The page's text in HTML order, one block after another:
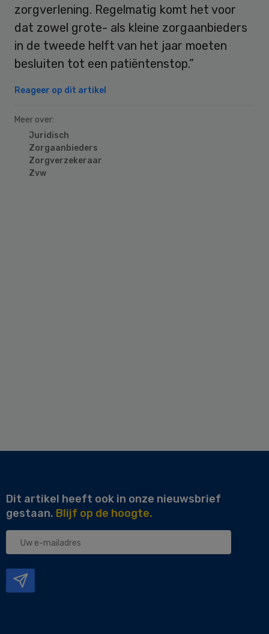
zorgverlening. Regelmatig komt het voor
dat zowel grote- als kleine zorgaanbieders
in de tweede helft van het jaar moeten
besluiten tot een patiëntenstop.”
Reageer op dit artikel
Meer over:
Juridisch
Zorgaanbieders
Zorgverzekeraar
Zvw
Dit artikel heeft ook in onze nieuwsbrief
gestaan. Blijf op de hoogte.
Uw